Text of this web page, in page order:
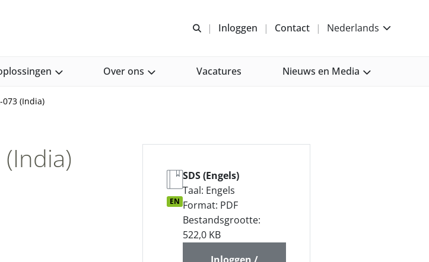
Open zoeken
Inloggen Contact Nederlands
Over ons Vacatures Nieuws en Media
073 (India)
EN
SDS (Engels)
Taal: Engels
Format: PDF
Bestandsgrootte:
522,0 KB